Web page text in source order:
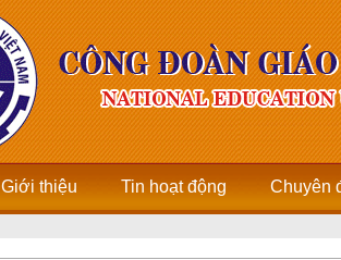
Giới thiệu Tin hoạt động Chuyên